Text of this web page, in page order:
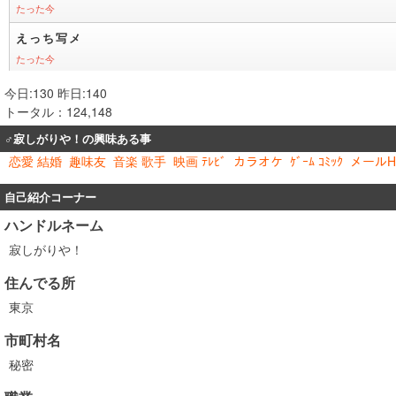
今日:130 昨日:140
トータル：124,148
♂寂しがりや！の興味ある事
恋愛 結婚 趣味友 音楽 歌手 映画 ﾃﾚﾋﾞ カラオケ ｹﾞｰﾑ ｺﾐｯｸ メールH
自己紹介コーナー
ハンドルネーム
寂しがりや！
住んでる所
東京
市町村名
秘密